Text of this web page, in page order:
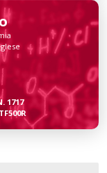
1717